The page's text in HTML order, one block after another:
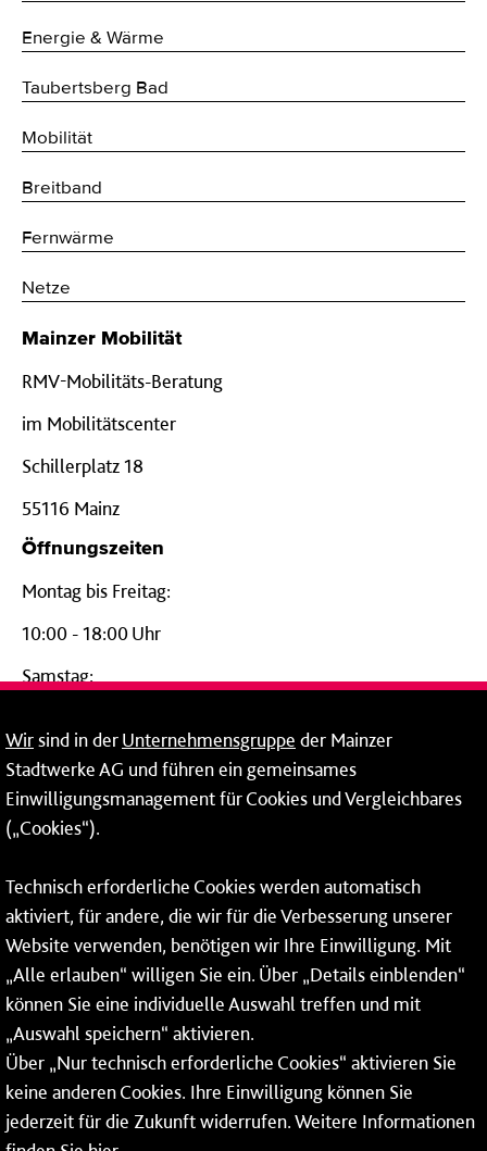
Energie & Wärme
Taubertsberg Bad
Mobilität
Breitband
Fernwärme
Netze
Mainzer Mobilität
RMV-Mobilitäts-Beratung
im Mobilitätscenter
Schillerplatz 18
55116 Mainz
Öffnungszeiten
Montag bis Freitag:
10:00 - 18:00 Uhr
Samstag:
24-Stunden-Telefon*
06131 – 12 77 77
Fax: 06131 – 12 66 66
* Montags bis freitags bis 7 und ab 18 Uhr sowie an
Wochenenden und Feiertagen ganztags werden Ihre
Anrufe je nach Themenauswahl an ein Callcenter des
RMV oder von nextbike weitergeleitet. Dort erhalten Sie
ausschließlich Auskünfte zum Fahrplan bzw. zu
meinRad.
Wirsind in derUnternehmensgruppe der Mainzer
Stadtwerke AG und führen ein gemeinsames
Einwilligungsmanagement für Cookies und Vergleichbares
(„Cookies“).
Technisch erforderliche Cookies werden automatisch
aktiviert, für andere, die wir für die Verbesserung unserer
Website verwenden, benötigen wir Ihre Einwilligung. Mit
„Alle erlauben“ willigen Sie ein. Über „Details einblenden“
können Sie eine individuelle Auswahl treffen und mit
„Auswahl speichern“ aktivieren.
Über „Nur technisch erforderliche Cookies“ aktivieren Sie
keine anderen Cookies. Ihre Einwilligung können Sie
jederzeit für die Zukunft widerrufen. Weitere Informationen